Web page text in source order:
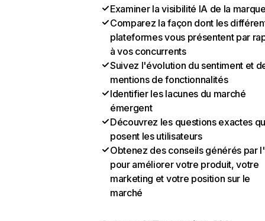
Examiner la visibilité IA de la
Comparez la façon dont les
plateformes vous présentent par
à vos concurrents
Suivez l'évolution du sentiment et
mentions de fonctionnalités
Identifier les lacunes du marché
émergent
Découvrez les questions exactes
posent les utilisateurs
Obtenez des conseils générés par
pour améliorer votre produit, votre
marketing et votre position sur le
marché